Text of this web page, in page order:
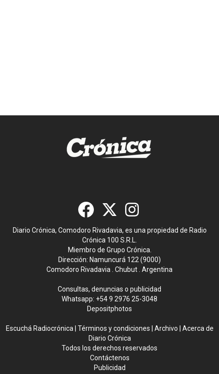
Diario Crónica, Comodoro Rivadavia, es una propiedad de Radio
Crónica 100 S.R.L.
Miembro de Grupo Crónica.
Dirección: Namuncurá 122 (9000)
Comodoro Rivadavia . Chubut . Argentina
Consultas, denuncias o publicidad
Whatsapp: +54 9 2976 25-3048
Depositphotos
Escuchá Radiocrónica Términos y condiciones Archivo
Acerca de
Diario Crónica
Todos los derechos reservados
Contáctenos
Publicidad